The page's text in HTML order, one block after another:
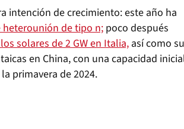
intención de crecimiento: este año ha
de tipo n;poco después
solares de 2 GW en Italia,así como su
en China, con una capacidad
primavera de 2024.